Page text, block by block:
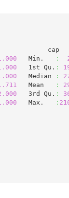
cap
   Min.
:
   1st Qu.
:
   Median
:
   Mean
:
   3rd Qu.
:
   Max.
: